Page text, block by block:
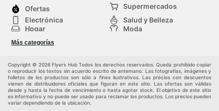
Mantente Conectado con las Últimas Tendencias y
Ahorros de Adidas
Es fundamental para los entusiastas del deporte y la
moda en Colombia mantenerse al tanto de las
novedades y promociones que Adidas tiene para
Adidas Colombia es la estrategia más efectiva para no
perderse ninguna oportunidad deAdidas salesy
Adidas deals. Al consultar regularmente losAdidas
weekly ads, los clientes pueden planificar sus compras,
anticipar lanzamientos especiales y asegurarse de
directamente a la tienda antes de su visita.
Ofertas
Supermercados
Electrónica
Salud y Belleza
Hogar
Moda
Herramientas y jardinería
Infancia
Más categorías
Copyright © 2026 Flyers Hub Todos los derechos reservados. Queda prohibido copiar
o reproducir los textos sin acuerdo escrito de antemano. Las fotografías, imágenes y
folletos de los productos son sólo a fines ilustrativos. Las precios con descuentos
vienen de distribuidores oficiales que figuran en este sitio. Las ofertas son válidas
desde y hasta la fecha de vencimiento o hasta agotar stock. El objetivo de este sitio
es informativo y no puede ser usado para reclamar los productos. Los precios pueden
variar dependiendo de la ubicación.